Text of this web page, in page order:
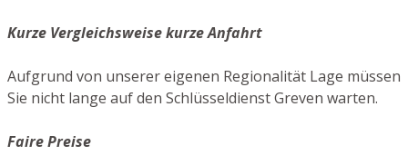
Kurze Vergleichsweise kurze Anfahrt
Aufgrund von unserer eigenen Regionalität Lage müssen
Sie nicht lange auf den Schlüsseldienst Greven warten.
Faire Preise